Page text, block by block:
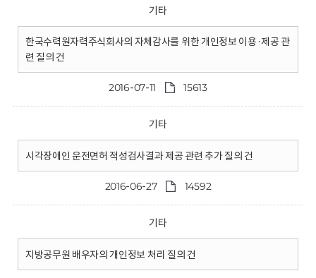
기타
한국수력원자력주식회사의 자체감사를 위한 개인정보 이용·제공 관
련 질의 건
2016-07-11 15613
기타
시각장애인 운전면허 적성검사결과 제공 관련 추가 질의 건
2016-06-27 14592
기타
지방공무원 배우자의 개인정보 처리 질의 건